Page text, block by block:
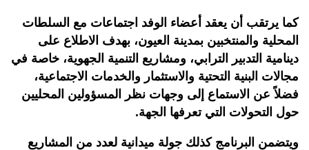
كما يرتقب أن يعقد أعضاء الوفد اجتماعات مع السلطات
المحلية والمنتخبين بمدينة العيون، بهدف الاطلاع على
دينامية التدبير الترابي، ومشاريع التنمية الجهوية، خاصة في
مجالات البنية التحتية والاستثمار والخدمات الاجتماعية،
فضلاً عن الاستماع إلى وجهات نظر المسؤولين المحليين
حول التحولات التي تعرفها الجهة.
ويتضمن البرنامج كذلك جولة ميدانية لعدد من المشاريع